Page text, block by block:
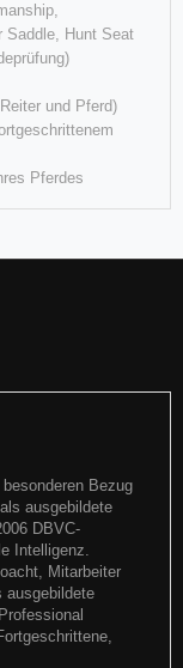
2019 in der
Ehrung
... bei
"ihren
ersten Mal auf der
super
Saddle, Hunt Seat
und Pferd)
Pferdes
Bezug
ausgebildete
DBVC-
Intelligenz.
Mitarbeiter
ausgebildete